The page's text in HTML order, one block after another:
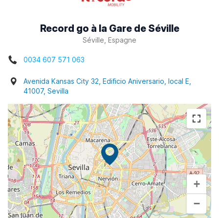
Record go à la Gare de Séville
Séville, Espagne
0034 607 571 063
Avenida Kansas City 32, Edificio Aniversario, local E,
41007, Sevilla
+
−